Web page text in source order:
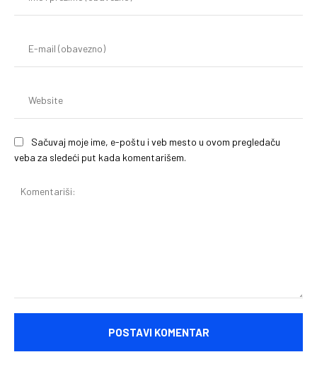
Sačuvaj moje ime, e-poštu i veb mesto u ovom pregledaču
veba za sledeći put kada komentarišem.